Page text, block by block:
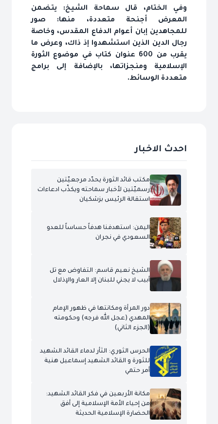
وفي الختام، قال سماحة الشيخ: يتضمن
المعرض أجنحة متعددة، منها: صور
للمجاهدين إبان أعوام الدفاع المقدس، وخاصة
رجال الدين الذين استشهدوا إذ ذاك، وعرض ما
يقرب من 600 عنوان كتاب في موضوع الثورة
الإسلامية ومنجزاتها، بالإضافة إلى برامج
متعددة الوسائط.
احدث الاخبار
مكتب قائد الثورة يحدّد مرجعيّتين
رسميّتين لأخبار سماحته ويكذّب ادعاءات
استقالة الرئيس بزشكيان
اليمن: استهدفنا هدفاً حساساً للعدو
السعودي في نجران
الشيخ نعيم قاسم: التفاوض مع تل
أبيب لا يجني للبنان إلا العار والإذلال
دور المرأة ومكانتها في ظهور الإمام
المهدي (عجل الله فرجه) وحكومته
(الجزء الثاني)
الحرس الثوري: الثأر لدماء القائد الشهيد
للثورة و القائد الشهيد إسماعيل هنية
أمر حتمي
مكانة الأربعين في فكر القائد الشهيد:
من إحياء الأمة الإسلامية إلى أفق
الحضارة الإسلامية الحديثة